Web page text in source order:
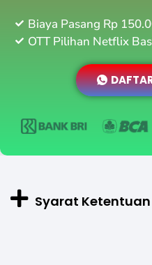
Biaya Pasang Rp
OTT Pilihan Netflix
Syarat Ketentuan